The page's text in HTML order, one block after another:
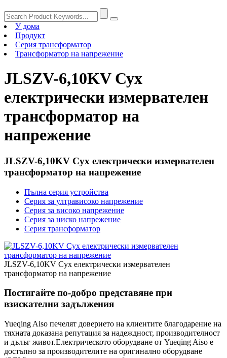
У дома
Продукт
Серия трансформатор
Трансформатор на напрежение
JLSZV-6,10KV Сух
електрически измервателен
трансформатор на
напрежение
JLSZV-6,10KV Сух електрически измервателен
трансформатор на напрежение
Пълна серия устройства
Серия за ултрависоко напрежение
Серия за високо напрежение
Серия за ниско напрежение
Серия трансформатор
JLSZV-6,10KV Сух електрически измервателен
трансформатор на напрежение
Постигайте по-добро представяне при
взискателни задължения
Yueqing Aiso печелят доверието на клиентите благодарение на
тяхната доказана репутация за надеждност, производителност
и дълъг живот.Електрическото оборудване от Yueqing Aiso е
достъпно за производителите на оригинално оборудване